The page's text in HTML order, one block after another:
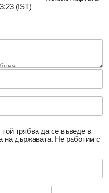
(IST)
трябва да се въведе в
на държавата. Не работим с